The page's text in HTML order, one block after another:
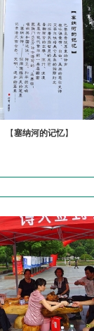
【塞纳河的记忆】